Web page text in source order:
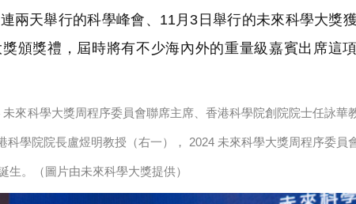
兩天舉行的科學峰會、11月3日舉行的未來科學大獎
頒獎禮，屆時將有不少海內外的重量級嘉賓出席這
來科學大獎周程序委員會聯席主席、香港科學院創院院士任詠華
科學院院長盧煜明教授（右一）， 2024 未來科學大獎周程序委員
生。（圖片由未來科學大獎提供）